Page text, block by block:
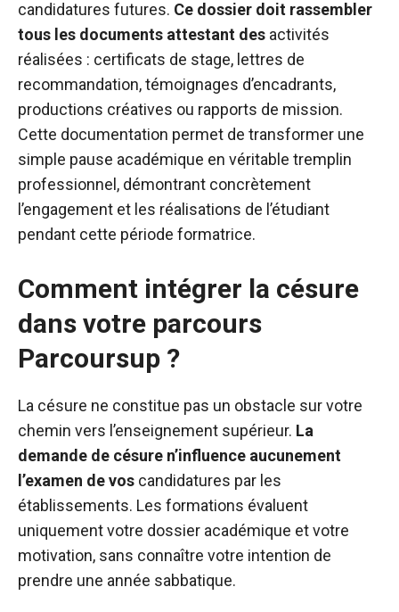
candidatures futures. Ce dossier doit rassembler
tous les documents attestant des activités
réalisées : certificats de stage, lettres de
recommandation, témoignages d’encadrants,
productions créatives ou rapports de mission.
Cette documentation permet de transformer une
simple pause académique en véritable tremplin
professionnel, démontrant concrètement
l’engagement et les réalisations de l’étudiant
pendant cette période formatrice.
Comment intégrer la césure
dans votre parcours
Parcoursup ?
La césure ne constitue pas un obstacle sur votre
chemin vers l’enseignement supérieur. La
demande de césure n’influence aucunement
l’examen de vos candidatures par les
établissements. Les formations évaluent
uniquement votre dossier académique et votre
motivation, sans connaître votre intention de
prendre une année sabbatique.